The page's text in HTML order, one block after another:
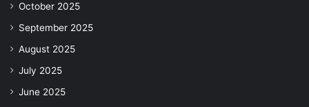
October 2025
September 2025
August 2025
July 2025
June 2025